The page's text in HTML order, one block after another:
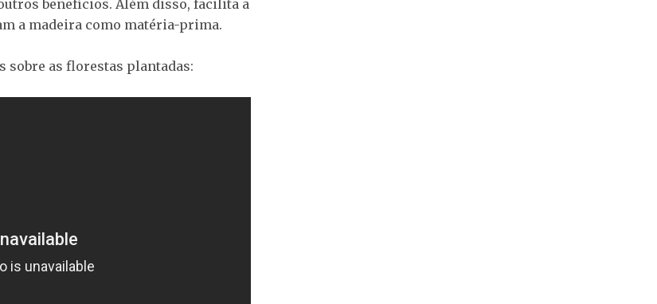
benefícios. Além disso, facilita a
a madeira como matéria-prima.
sobre as florestas plantadas: